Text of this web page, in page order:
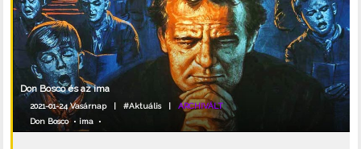
Don Bosco és az ima
2021-01-24 Vasárnap |#Aktuális|ARCHIVÁLT
Don Bosco• ima •